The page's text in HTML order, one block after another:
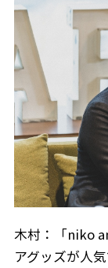
木村：「niko
アグッズが人